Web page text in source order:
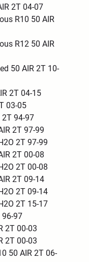
2T 04-07
R10 50 AIR
R12 50 AIR
50 AIR 2T 10-
2T 04-15
03-05
2T 94-97
2T 97-99
2T 97-99
2T 00-08
2T 00-08
2T 09-14
2T 09-14
2T 15-17
96-97
2T 00-03
2T 00-03
50 AIR 2T 06-